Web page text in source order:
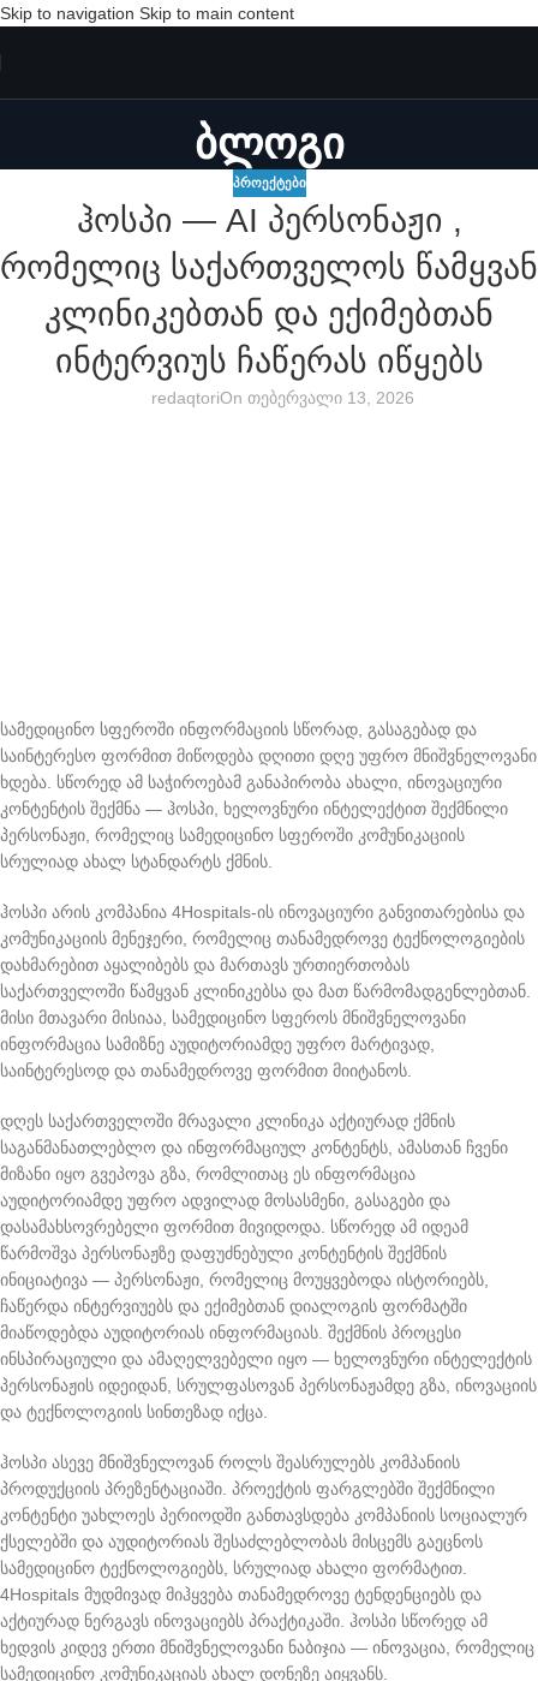
Skip to navigation Skip to main content
ბლოგი
ᲞᲠᲝᲔᲥᲢᲔᲑᲘ
ჰოსპი — AI პერსონაჟი ,
რომელიც საქართველოს წამყვან
კლინიკებთან და ექიმებთან
ინტერვიუს ჩაწერას იწყებს
redaqtoriOn თებერვალი 13, 2026
სამედიცინო სფეროში ინფორმაციის სწორად, გასაგებად და
საინტერესო ფორმით მიწოდება დღითი დღე უფრო მნიშვნელოვანი
ხდება. სწორედ ამ საჭიროებამ განაპირობა ახალი, ინოვაციური
კონტენტის შექმნა — ჰოსპი, ხელოვნური ინტელექტით შექმნილი
პერსონაჟი, რომელიც სამედიცინო სფეროში კომუნიკაციის
სრულიად ახალ სტანდარტს ქმნის.
ჰოსპი არის კომპანია 4Hospitals-ის ინოვაციური განვითარებისა და
კომუნიკაციის მენეჯერი, რომელიც თანამედროვე ტექნოლოგიების
დახმარებით აყალიბებს და მართავს ურთიერთობას
საქართველოში წამყვან კლინიკებსა და მათ წარმომადგენლებთან.
მისი მთავარი მისიაა, სამედიცინო სფეროს მნიშვნელოვანი
ინფორმაცია სამიზნე აუდიტორიამდე უფრო მარტივად,
საინტერესოდ და თანამედროვე ფორმით მიიტანოს.
დღეს საქართველოში მრავალი კლინიკა აქტიურად ქმნის
საგანმანათლებლო და ინფორმაციულ კონტენტს, ამასთან ჩვენი
მიზანი იყო გვეპოვა გზა, რომლითაც ეს ინფორმაცია
აუდიტორიამდე უფრო ადვილად მოსასმენი, გასაგები და
დასამახსოვრებელი ფორმით მივიდოდა. სწორედ ამ იდეამ
წარმოშვა პერსონაჟზე დაფუძნებული კონტენტის შექმნის
ინიციატივა — პერსონაჟი, რომელიც მოუყვებოდა ისტორიებს,
ჩაწერდა ინტერვიუებს და ექიმებთან დიალოგის ფორმატში
მიაწოდებდა აუდიტორიას ინფორმაციას. შექმნის პროცესი
ინსპირაციული და ამაღელვებელი იყო — ხელოვნური ინტელექტის
პერსონაჟის იდეიდან, სრულფასოვან პერსონაჟამდე გზა, ინოვაციის
და ტექნოლოგიის სინთეზად იქცა.
ჰოსპი ასევე მნიშვნელოვან როლს შეასრულებს კომპანიის
პროდუქციის პრეზენტაციაში. პროექტის ფარგლებში შექმნილი
კონტენტი უახლოეს პერიოდში განთავსდება კომპანიის სოციალურ
ქსელებში და აუდიტორიას შესაძლებლობას მისცემს გაეცნოს
სამედიცინო ტექნოლოგიებს, სრულიად ახალი ფორმატით.
4Hospitals მუდმივად მიჰყვება თანამედროვე ტენდენციებს და
აქტიურად ნერგავს ინოვაციებს პრაქტიკაში. ჰოსპი სწორედ ამ
ხედვის კიდევ ერთი მნიშვნელოვანი ნაბიჯია — ინოვაცია, რომელიც
სამედიცინო კომუნიკაციას ახალ დონეზე აიყვანს.